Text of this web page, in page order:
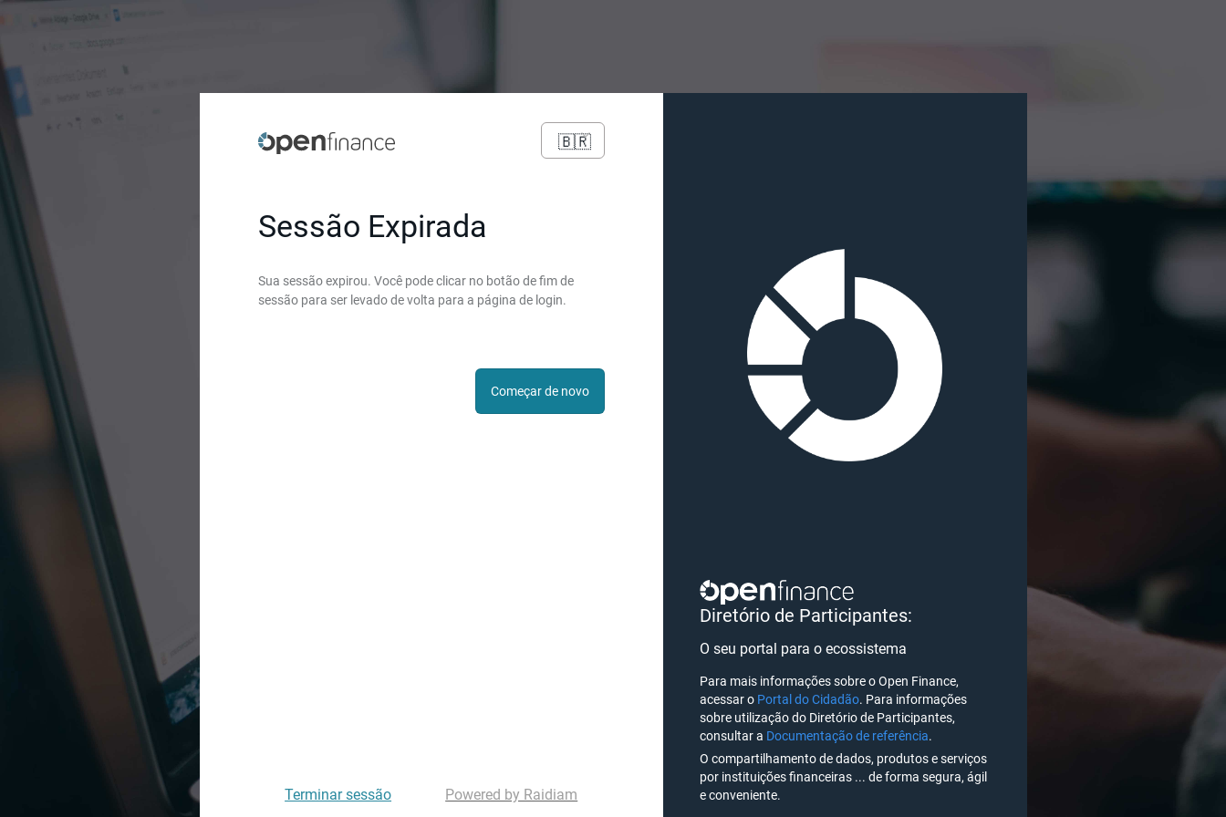
🇧🇷
Sessão Expirada
Sua sessão expirou. Você pode clicar no botão de fim de
sessão para ser levado de volta para a página de login.
Começar de novo
Terminar sessão Powered by Raidiam
Diretório de Participantes:
O seu portal para o ecossistema
Para mais informações sobre o Open Finance,
acessar o Portal do Cidadão. Para informações
sobre utilização do Diretório de Participantes,
consultar a Documentação de referência.
O compartilhamento de dados, produtos e serviços
por instituições financeiras ... de forma segura, ágil
e conveniente.